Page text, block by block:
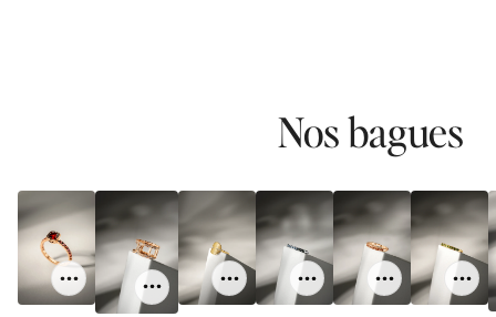
Nos bagues